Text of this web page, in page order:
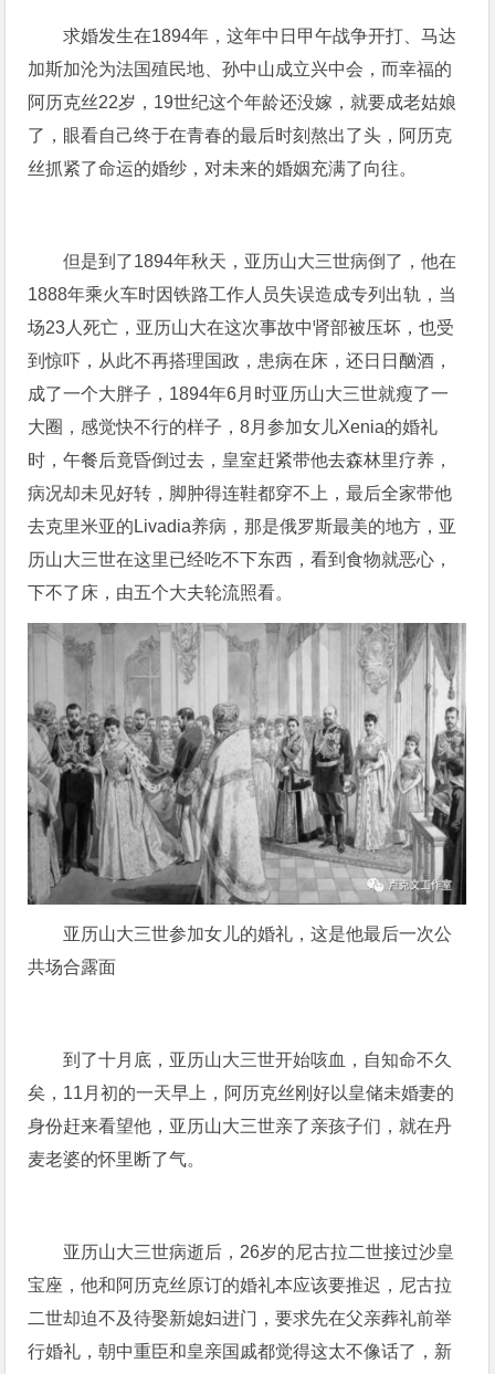
求婚发生在1894年，这年中日甲午战争开打、马达
加斯加沦为法国殖民地、孙中山成立兴中会，而幸福的
阿历克丝22岁，19世纪这个年龄还没嫁，就要成老姑娘
了，眼看自己终于在青春的最后时刻熬出了头，阿历克
丝抓紧了命运的婚纱，对未来的婚姻充满了向往。
但是到了1894年秋天，亚历山大三世病倒了，他在
1888年乘火车时因铁路工作人员失误造成专列出轨，当
场23人死亡，亚历山大在这次事故中肾部被压坏，也受
到惊吓，从此不再搭理国政，患病在床，还日日酗酒，
成了一个大胖子，1894年6月时亚历山大三世就瘦了一
大圈，感觉快不行的样子，8月参加女儿Xenia的婚礼
时，午餐后竟昏倒过去，皇室赶紧带他去森林里疗养，
病况却未见好转，脚肿得连鞋都穿不上，最后全家带他
去克里米亚的Livadia养病，那是俄罗斯最美的地方，亚
历山大三世在这里已经吃不下东西，看到食物就恶心，
下不了床，由五个大夫轮流照看。
亚历山大三世参加女儿的婚礼，这是他最后一次公
共场合露面
到了十月底，亚历山大三世开始咳血，自知命不久
矣，11月初的一天早上，阿历克丝刚好以皇储未婚妻的
身份赶来看望他，亚历山大三世亲了亲孩子们，就在丹
麦老婆的怀里断了气。
亚历山大三世病逝后，26岁的尼古拉二世接过沙皇
宝座，他和阿历克丝原订的婚礼本应该要推迟，尼古拉
二世却迫不及待娶新媳妇进门，要求先在父亲葬礼前举
行婚礼，朝中重臣和皇亲国戚都觉得这太不像话了，新